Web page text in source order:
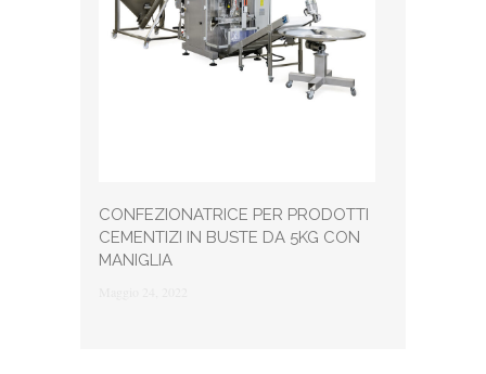
CONFEZIONATRICE PER PRODOTTI
CEMENTIZI IN BUSTE DA 5KG CON
MANIGLIA